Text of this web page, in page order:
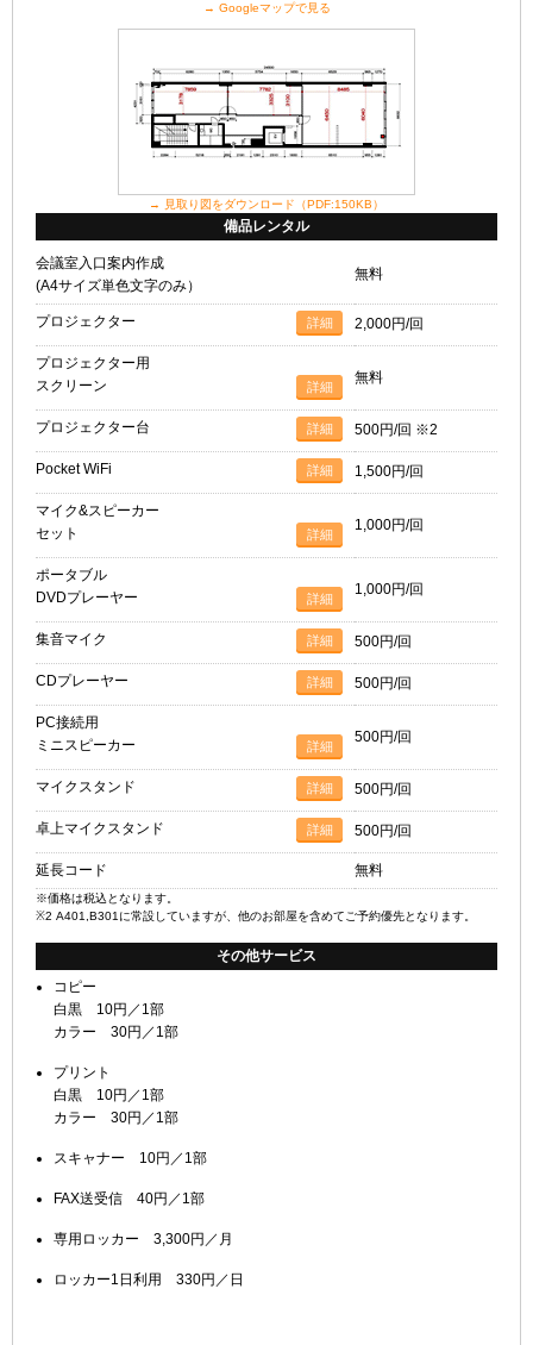
→ Googleマップで見る
→ 見取り図をダウンロード（PDF:150KB）
備品レンタル
会議室入口案内作成
(A4サイズ単色文字のみ）
無料
プロジェクター 詳細 2,000円/回
プロジェクター用
スクリーン
詳細
無料
プロジェクター台 詳細 500円/回 ※2
Pocket WiFi 詳細 1,500円/回
マイク&スピーカー
セット
詳細
1,000円/回
ポータブル
DVDプレーヤー
詳細
1,000円/回
集音マイク 詳細 500円/回
CDプレーヤー 詳細 500円/回
PC接続用
ミニスピーカー
詳細
500円/回
マイクスタンド 詳細 500円/回
卓上マイクスタンド 詳細 500円/回
延長コード 無料
※価格は税込となります。
※2 A401,B301に常設していますが、他のお部屋を含めてご予約優先となります。
その他サービス
コピー
白黒 10円／1部
カラー 30円／1部
プリント
白黒 10円／1部
カラー 30円／1部
スキャナー 10円／1部
FAX送受信 40円／1部
専用ロッカー 3,300円／月
ロッカー1日利用 330円／日